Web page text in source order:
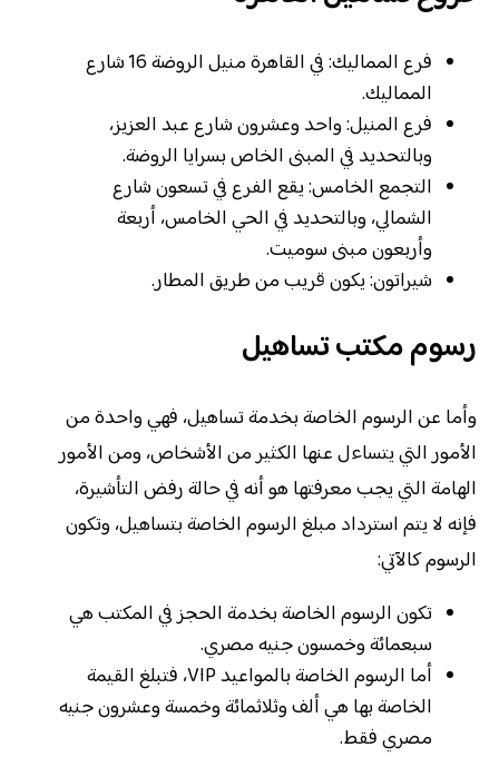
فرع المماليك: في القاهرة منيل الروضة 16 شارع
المماليك.
فرع المنيل: واحد وعشرون شارع عبد العزيز،
وبالتحديد في المبنى الخاص بسرايا الروضة.
التجمع الخامس: يقع الفرع في تسعون شارع
الشمالي، وبالتحديد في الحي الخامس، أربعة
وأربعون مبنى سوميت.
شيراتون: يكون قريب من طريق المطار.
رسوم مكتب تساهيل
وأما عن الرسوم الخاصة بخدمة تساهيل، فهي واحدة من
الأمور التي يتساءل عنها الكثير من الأشخاص، ومن الأمور
الهامة التي يجب معرفتها هو أنه في حالة رفض التأشيرة،
فإنه لا يتم استرداد مبلغ الرسوم الخاصة بتساهيل، وتكون
الرسوم كالآتي:
تكون الرسوم الخاصة بخدمة الحجز في المكتب هي
سبعمائة وخمسون جنيه مصري.
أما الرسوم الخاصة بالمواعيد VIP، فتبلغ القيمة
الخاصة بها هي ألف وثلاثمائة وخمسة وعشرون جنيه
مصري فقط.